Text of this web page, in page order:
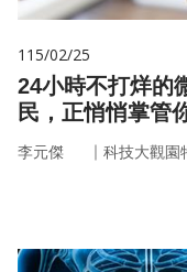
115/02/25
24小時不打烊的
民，正悄悄掌管
李元傑 ｜ 科技大觀園